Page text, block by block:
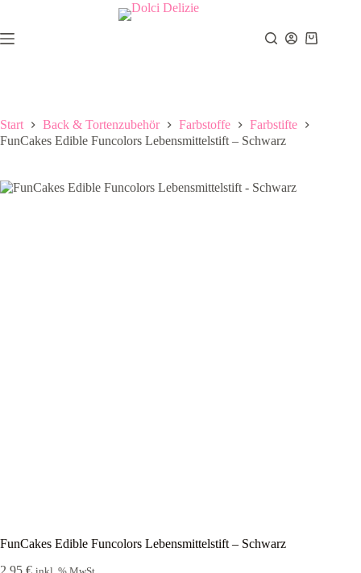
springen
Warenkorb
Start Back & Tortenzubehör Farbstoffe
Farbstifte
FunCakes Edible Funcolors Lebensmittelstift – Schwarz
FunCakes Edible Funcolors Lebensmittelstift – Schwarz
2,95 €